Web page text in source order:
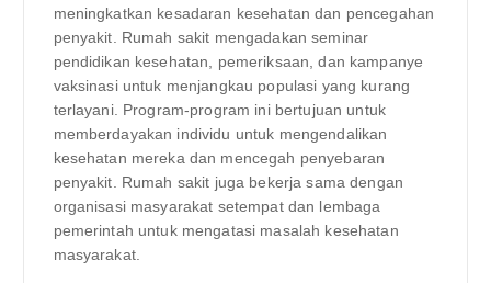
meningkatkan kesadaran kesehatan dan pencegahan
penyakit. Rumah sakit mengadakan seminar
pendidikan kesehatan, pemeriksaan, dan kampanye
vaksinasi untuk menjangkau populasi yang kurang
terlayani. Program-program ini bertujuan untuk
memberdayakan individu untuk mengendalikan
kesehatan mereka dan mencegah penyebaran
penyakit. Rumah sakit juga bekerja sama dengan
organisasi masyarakat setempat dan lembaga
pemerintah untuk mengatasi masalah kesehatan
masyarakat.